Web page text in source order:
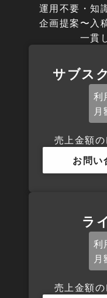
運用不要・知
企画提案〜入
一貫
サブス
利
月
売上金額
お問い
ラ
利
月
売上金額